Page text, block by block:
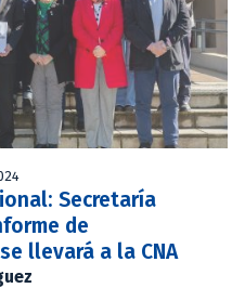
Secretaría
de
llevará a la CNA